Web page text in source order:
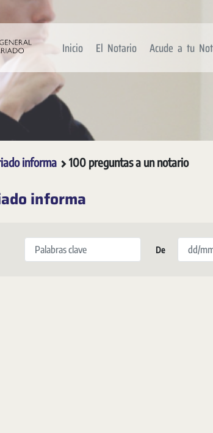
Inicio El Notario Acude a tu
informa 100 preguntas a un notario
informa
Palabras clave
De